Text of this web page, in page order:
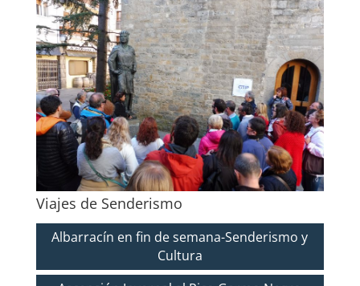
Viajes de Senderismo
Albarracín en fin de semana-Senderismo y
Cultura